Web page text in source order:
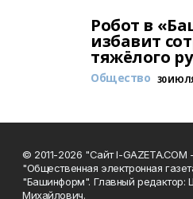
Робот в
избавит
тяжёлого
Общество 30
© 2011-2026 "Сайт I-GAZETA.COM
"Общественная электронная
"Башинформ". Главный редактор:
Михайлович.